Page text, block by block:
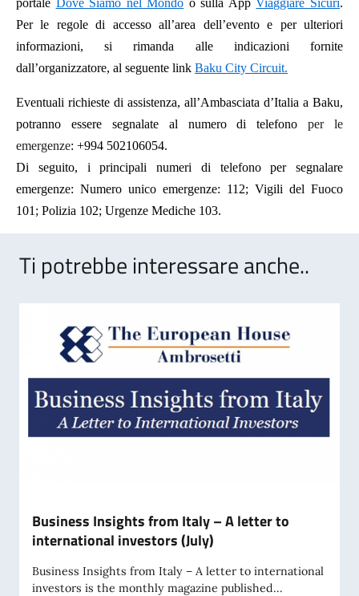
Per le regole di accesso all’area dell’evento e per ulteriori
informazioni, si rimanda alle indicazioni fornite
dall’organizzatore, al seguente link Baku City Circuit.
Eventuali richieste di assistenza, all’Ambasciata d’Italia a Baku,
potranno essere segnalate al numero di telefonoper le
emergenze: +994 502106054.
Di seguito, i principali numeri di telefono per segnalare
emergenze: Numero unico emergenze: 112; Vigili del Fuoco
101; Polizia 102; Urgenze Mediche 103.
Ti potrebbe interessare anche..
Business Insights from Italy – A letter to
international investors (July)
Business Insights from Italy – A letter to international
investors is the monthly magazine published...